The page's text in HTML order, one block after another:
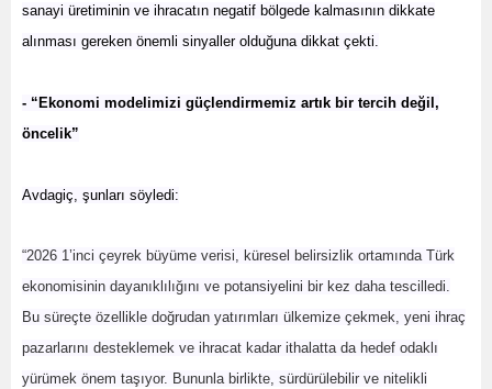
sanayi üretiminin ve ihracatın negatif bölgede kalmasının dikkate
alınması gereken önemli sinyaller olduğuna dikkat çekti.
- “Ekonomi modelimizi güçlendirmemiz artık bir tercih değil,
öncelik”
Avdagiç, şunları söyledi:
“2026 1’inci çeyrek büyüme verisi, küresel belirsizlik ortamında Türk
ekonomisinin dayanıklılığını ve potansiyelini bir kez daha tescilledi.
Bu süreçte özellikle doğrudan yatırımları ülkemize çekmek, yeni ihraç
pazarlarını desteklemek ve ihracat kadar ithalatta da hedef odaklı
yürümek önem taşıyor. Bununla birlikte, sürdürülebilir ve nitelikli